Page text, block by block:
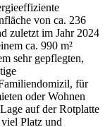
von ca. 236
zuletzt im Jahr 2024
ca. 990 m²
sehr gepflegten,
für
oder Wohnen
auf der Rotplatte
Platz und